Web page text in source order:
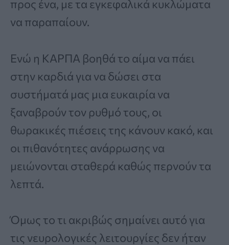
προς ένα, με τα εγκεφαλικά κυκλώματα
να παραπαίουν.
Ενώ η ΚΑΡΠΑ βοηθά το αίμα να πάει
στην καρδιά για να δώσει στα
συστήματά μας μια ευκαιρία να
ξαναβρούν τον ρυθμό τους, οι
θωρακικές πιέσεις της κάνουν κακό, και
οι πιθανότητες ανάρρωσης να
μειώνονται σταθερά καθώς περνούν τα
λεπτά.
Όμως το τι ακριβώς σημαίνει αυτό για
τις νευρολογικές λειτουργίες δεν ήταν